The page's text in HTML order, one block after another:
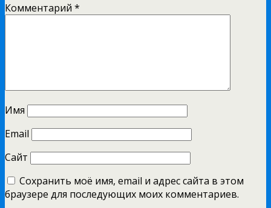
Комментарий *
Имя
Email
Сайт
Сохранить моё имя, email и адрес сайта в этом
браузере для последующих моих комментариев.